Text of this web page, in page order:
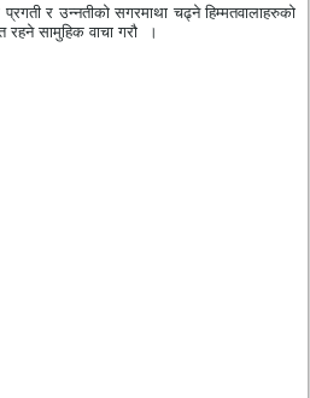
र उन्नतीको सगरमाथा चढ्ने हिम्मतवालाहरुको
रहने सामुहिक वाचा गरौ
।